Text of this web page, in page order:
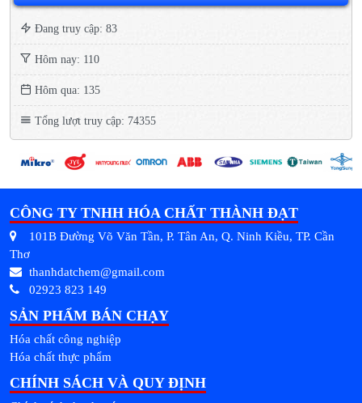
Đang truy cập: 83
Hôm nay: 110
Hôm qua: 135
Tổng lượt truy cập: 74355
CÔNG TY TNHH HÓA CHẤT THÀNH ĐẠT
101B Đường Võ Văn Tần, P. Tân An, Q. Ninh Kiều, TP. Cần
Thơ
thanhdatchem@gmail.com
02923 823 149
SẢN PHẨM BÁN CHẠY
Hóa chất công nghiệp
Hóa chất thực phẩm
CHÍNH SÁCH VÀ QUY ĐỊNH